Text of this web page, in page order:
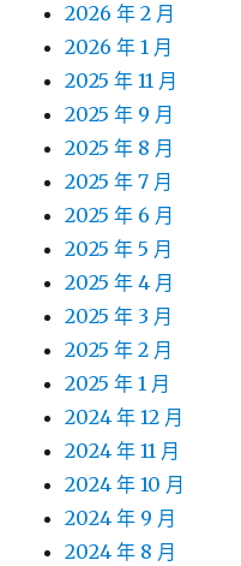
2026 年 2 月
2026 年 1 月
2025 年 11 月
2025 年 9 月
2025 年 8 月
2025 年 7 月
2025 年 6 月
2025 年 5 月
2025 年 4 月
2025 年 3 月
2025 年 2 月
2025 年 1 月
2024 年 12 月
2024 年 11 月
2024 年 10 月
2024 年 9 月
2024 年 8 月